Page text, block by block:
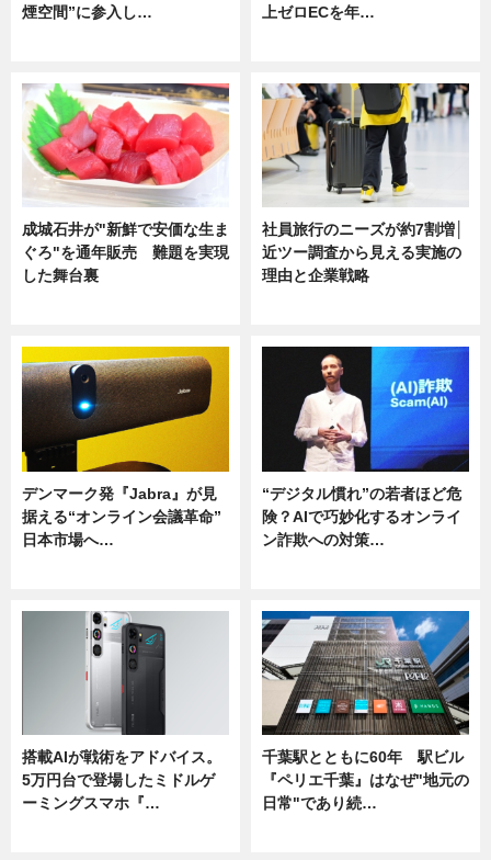
煙空間”に参入し…
上ゼロECを年…
成城石井が"新鮮で安価な生ま
ぐろ"を通年販売 難題を実現
した舞台裏
社員旅行のニーズが約7割増│
近ツー調査から見える実施の
理由と企業戦略
デンマーク発『Jabra』が見
据える“オンライン会議革命”
日本市場へ…
“デジタル慣れ”の若者ほど危
険？AIで巧妙化するオンライ
ン詐欺への対策…
搭載AIが戦術をアドバイス。
5万円台で登場したミドルゲ
ーミングスマホ『…
千葉駅とともに60年 駅ビル
『ペリエ千葉』はなぜ"地元の
日常"であり続…